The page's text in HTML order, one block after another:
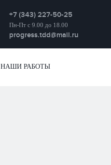
+7 (343) 227-50-25
Пн-Пт с 9.00 до 18.00
progress.tdd@mail.ru
НАШИ РАБОТЫ